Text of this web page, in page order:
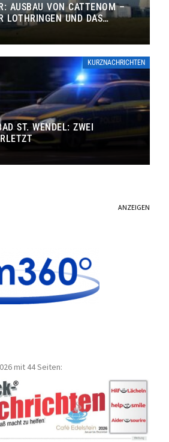
AUSBAU VON CATTENOM –
LOTHRINGEN UND DAS
KURZNACHRICHTEN
ST. WENDEL: ZWEI
ANZEIGEN
mit 44 Seiten: